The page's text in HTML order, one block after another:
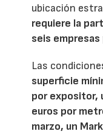
ubicación
requiere la
seis
Las
superficie
por expositor,
euros por
marzo, un